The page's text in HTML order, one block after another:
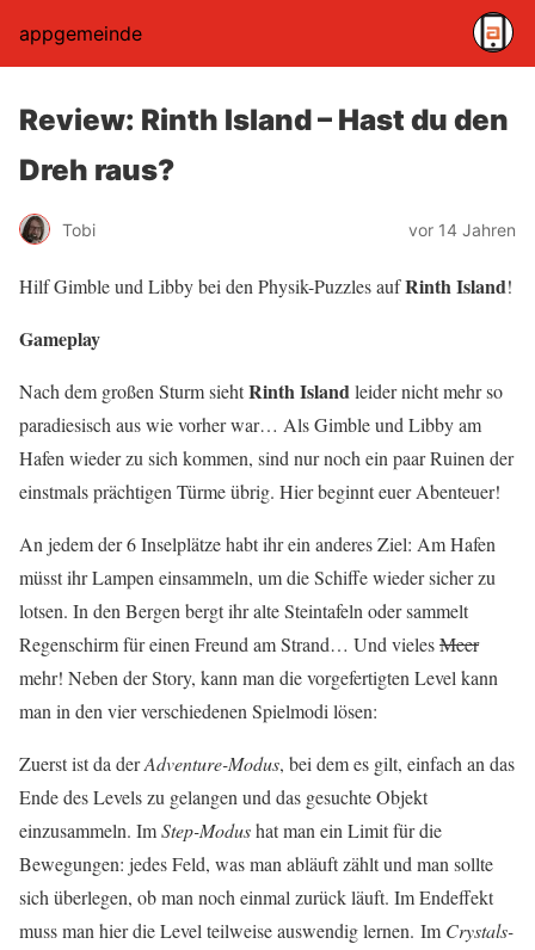
appgemeinde
Review: Rinth Island – Hast du den
Dreh raus?
Tobi vor 14 Jahren
Hilf Gimble und Libby bei den Physik-Puzzles aufRinth Island!
Gameplay
Nach dem großen Sturm siehtRinth Islandleider nicht mehr so
paradiesisch aus wie vorher war… Als Gimble und Libby am
Hafen wieder zu sich kommen, sind nur noch ein paar Ruinen der
einstmals prächtigen Türme übrig. Hier beginnt euer Abenteuer!
An jedem der 6 Inselplätze habt ihr ein anderes Ziel: Am Hafen
müsst ihr Lampen einsammeln, um die Schiffe wieder sicher zu
lotsen. In den Bergen bergt ihr alte Steintafeln oder sammelt
Regenschirm für einen Freund am Strand… Und vielesMeer
mehr! Neben der Story, kann man die vorgefertigten Level kann
man in den vier verschiedenen Spielmodi lösen:
Zuerst ist da derAdventure-Modus, bei dem es gilt, einfach an das
Ende des Levels zu gelangen und das gesuchte Objekt
einzusammeln. ImStep-Modushat man ein Limit für die
Bewegungen: jedes Feld, was man abläuft zählt und man sollte
sich überlegen, ob man noch einmal zurück läuft. Im Endeffekt
muss man hier die Level teilweise auswendig lernen. Im Crystals-